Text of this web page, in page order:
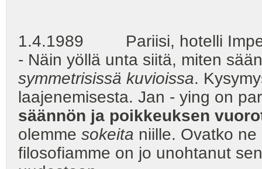
1.4.1989 Pariisi, hotelli
- Näin yöllä unta siitä, miten
symmetrisissä kuvioissa.
laajenemisesta. Jan - ying on
säännön ja poikkeuksen
olemme sokeita niille. Ovatko
filosofiamme on jo unohtanut